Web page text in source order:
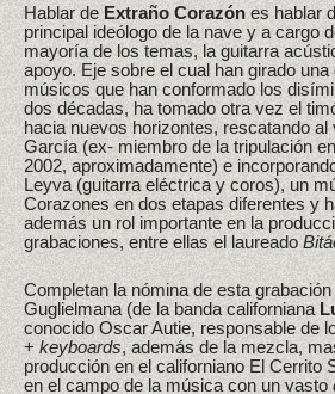
Hablar deExtraño Corazónes hablar
principal ideólogo de la nave y a cargo
mayoría de los temas, la guitarra
apoyo. Eje sobre el cual han girado
músicos que han conformado los
dos décadas, ha tomado otra vez el
hacia nuevos horizontes, rescatando al
García (ex- miembro de la tripulación
2002, aproximadamente) e
Leyva (guitarra eléctrica y coros), un
Corazones en dos etapas diferentes y
además un rol importante en la
grabaciones, entre ellas el laureado
Completan la nómina de esta
Guglielmana (de la banda californiana
conocido Oscar Autie, responsable de
+keyboards, además de la mezcla,
producción en el californiano El Cerrito
en el campo de la música con un vasto